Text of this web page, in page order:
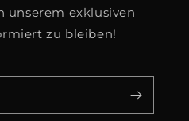
unserem exklusiven
zu bleiben!